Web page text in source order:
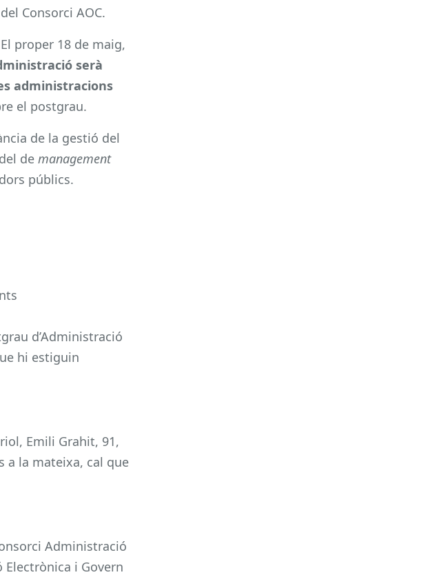
del Consorci AOC.
El proper 18 de maig,
serà
administracions
el postgrau.
de la gestió del
de management
públics.
d’Administració
hi estiguin
Emili Grahit, 91,
a la mateixa, cal que
Administració
Electrònica i Govern